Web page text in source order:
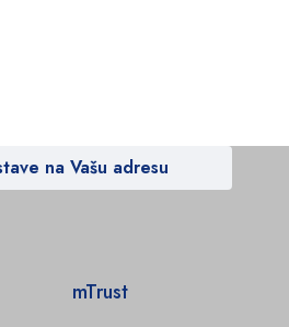
na Vašu adresu
mTrust